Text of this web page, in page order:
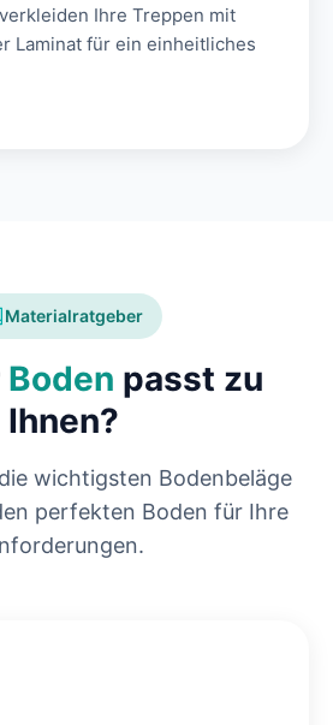
Ihre Treppen mit
Laminat für ein einheitliches
Materialratgeber
Boden passt zu
Ihnen?
wichtigsten Bodenbeläge
perfekten Boden für Ihre